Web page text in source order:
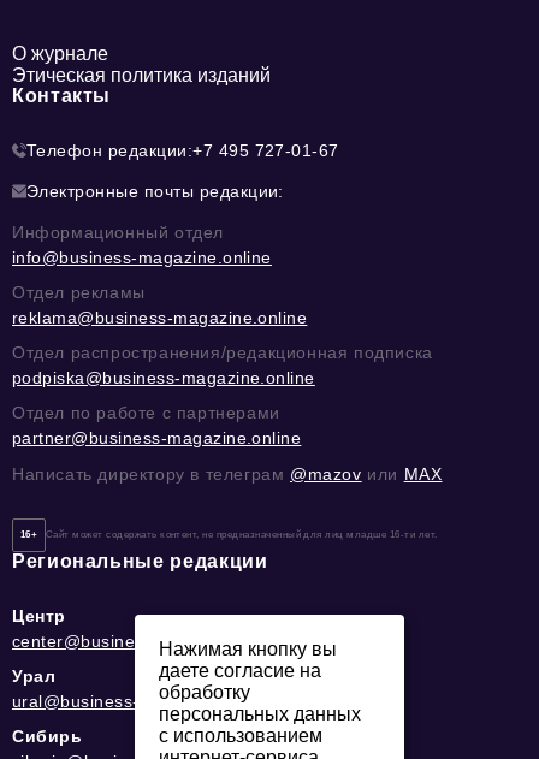
О журнале
Этическая политика изданий
Контакты
Телефон редакции:+7 495 727-01-67
Электронные почты редакции:
Информационный отдел
info@business-magazine.online
Отдел рекламы
reklama@business-magazine.online
Отдел распространения/редакционная подписка
podpiska@business-magazine.online
Отдел по работе с партнерами
partner@business-magazine.online
Написать директору в телеграм @mazov или MAX
16+ Сайт может содержать контент, не предназначенный для лиц младше 16-ти лет.
Региональные редакции
Центр
center@business-magazine.online
Урал
ural@business-magazine.online
Сибирь
Нажимая кнопку вы
даете согласие на
обработку
персональных данных
с использованием